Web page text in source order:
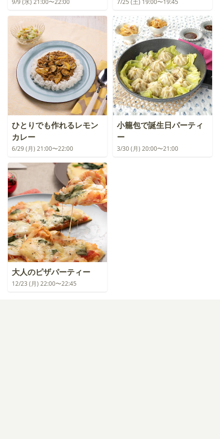
9/9 (水) 21:00〜22:00 7/25 (土) 19:00〜19:45
ひとりでも作れるレモン
カレー
6/29 (月) 21:00〜22:00
小籠包で誕生日パーティ
ー
3/30 (月) 20:00〜21:00
大人のピザパーティー
12/23 (月) 22:00〜22:45